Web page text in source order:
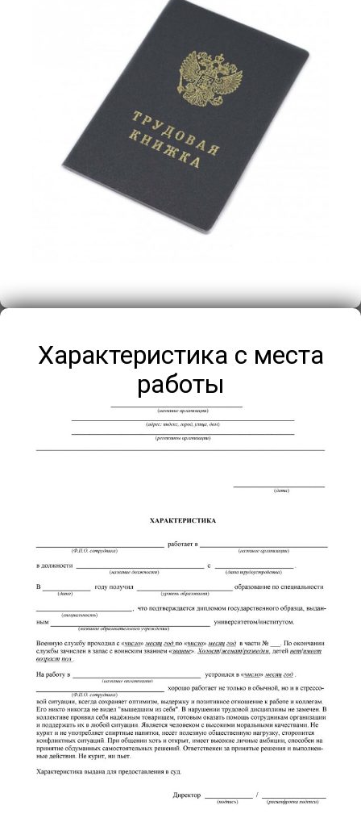
Характеристика с места
работы